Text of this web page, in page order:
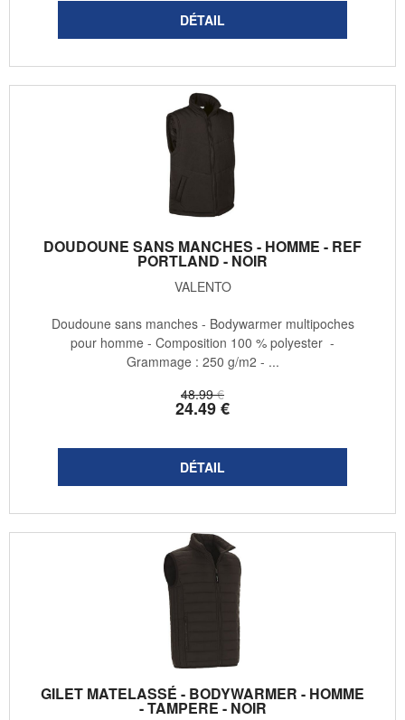
DOUDOUNE SANS MANCHES - HOMME - REF
PORTLAND - NOIR
VALENTO
48.99 €
24.49€
Doudoune sans manches - Bodywarmer multipoches
pour homme - Composition 100 % polyester -
Grammage : 250 g/m2 - ...
GILET MATELASSÉ - BODYWARMER - HOMME
- TAMPERE - NOIR